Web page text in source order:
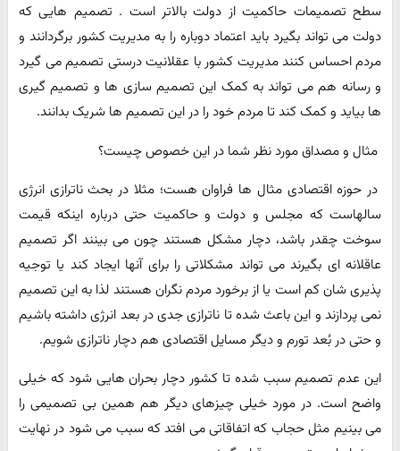
سطح تصمیمات حاکمیت از دولت بالاتر است . تصمیم هایی که
دولت می تواند بگیرد باید اعتماد دوباره را به مدیریت کشور برگردانند و
مردم احساس کنند مدیریت کشور با عقلانیت درستی تصمیم می گیرد
و رسانه هم می تواند به کمک این تصمیم سازی ها و تصمیم گیری
ها بیاید و کمک کند تا مردم خود را در این تصمیم ها شریک بدانند.
مثال و مصداق مورد نظر شما در این خصوص چیست؟
در حوزه اقتصادی مثال ها فراوان هست؛ مثلا در بحث ناترازی انرژی
سالهاست که مجلس و دولت و حاکمیت حتی درباره اینکه قیمت
سوخت چقدر باشد، دچار مشکل هستند چون می بینند اگر تصمیم
عاقلانه ای بگیرند می تواند مشکلاتی را برای آنها ایجاد کند یا توجیه
پذیری شان کم است یا از برخورد مردم نگران هستند لذا به این تصمیم
نمی پردازند و این باعث شده تا ناترازی جدی در بعد انرژی داشته باشیم
و حتی در بُعد تورم و دیگر مسایل اقتصادی هم دچار ناترازی شویم.
این عدم تصمیم سبب شده تا کشور دچار بحران هایی شود که خیلی
واضح است. در مورد خیلی چیزهای دیگر هم همین بی تصمیمی را
می بینیم مثل حجاب که اتفاقاتی می افتد که سبب می شود در نهایت